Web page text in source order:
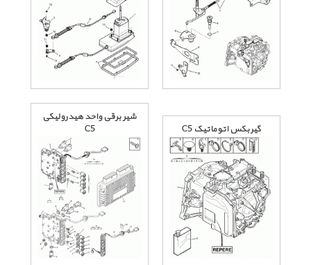
گیربکس اتوماتیک C5
شیر برقی واحد هیدرولیکی
C5